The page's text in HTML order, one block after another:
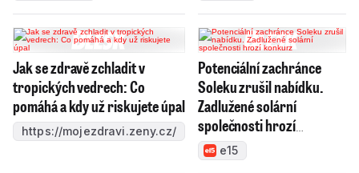
Jak se zdravě zchladit v
tropických vedrech: Co
pomáhá a kdy už riskujete úpal
https://mojezdravi.zeny.cz/
Potenciální zachránce
Soleku zrušil nabídku.
Zadlužené solární
společnosti hrozí
konkurz
e15